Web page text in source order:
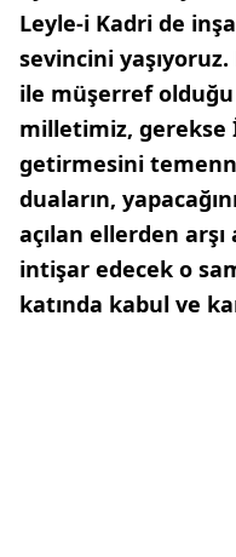
Leyle-i Kadri de
sevincini
ile müşerref
milletimiz, gerekse
getirmesini
duaların,
açılan ellerden
intişar edecek o
katında kabul ve